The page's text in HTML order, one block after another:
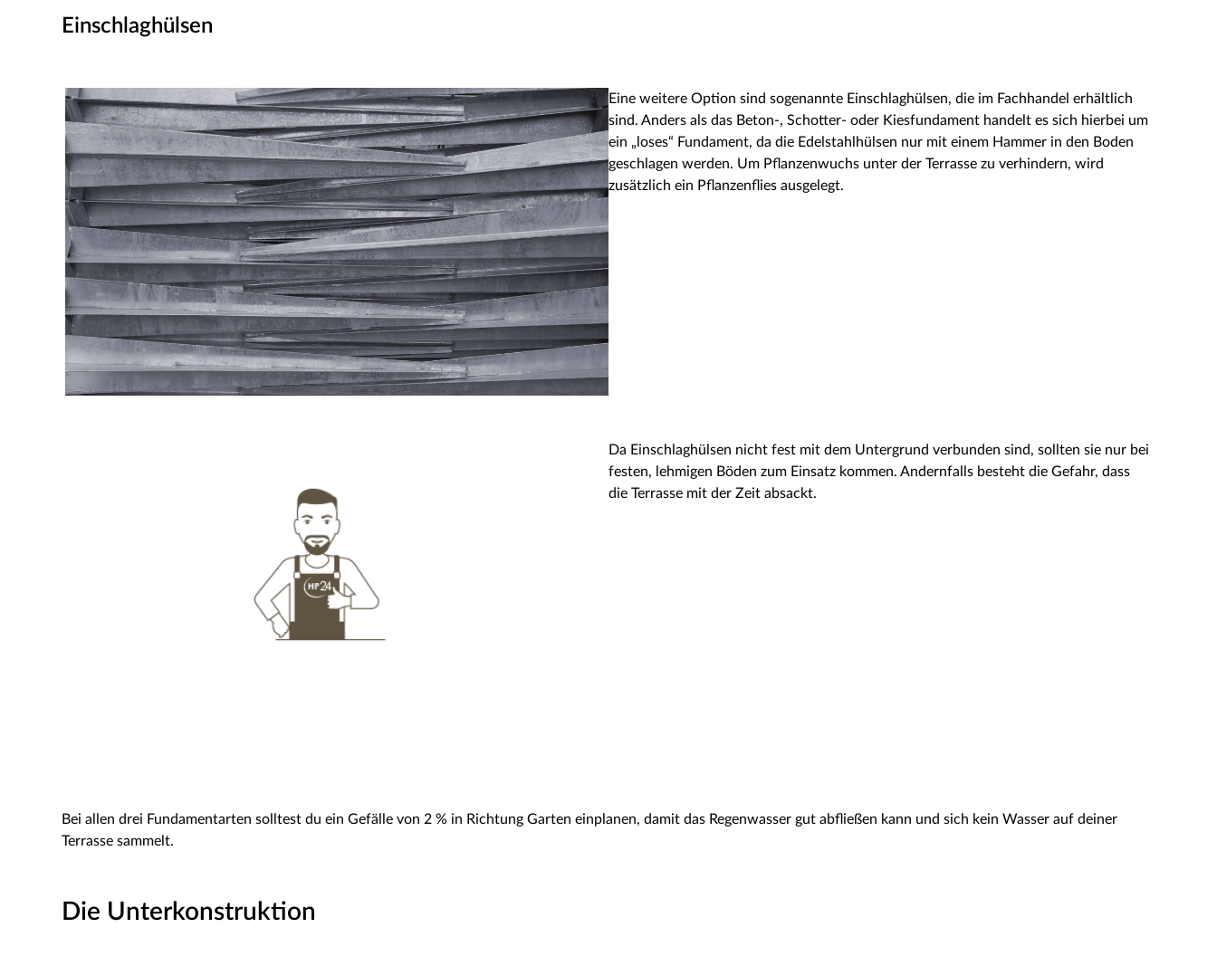
Einschlaghülsen
Eine weitere Option sind sogenannte Einschlaghülsen, die im Fachhandel erhältlich
sind. Anders als das Beton-, Schotter- oder Kiesfundament handelt es sich hierbei um
ein „loses“ Fundament, da die Edelstahlhülsen nur mit einem Hammer in den Boden
geschlagen werden. Um Pflanzenwuchs unter der Terrasse zu verhindern, wird
zusätzlich ein Pflanzenflies ausgelegt.
Da Einschlaghülsen nicht fest mit dem Untergrund verbunden sind, sollten sie nur bei
festen, lehmigen Böden zum Einsatz kommen. Andernfalls besteht die Gefahr, dass
die Terrasse mit der Zeit absackt.
Bei allen drei Fundamentarten solltest du ein Gefälle von 2 % in Richtung Garten einplanen, damit das Regenwasser gut abfließen kann und sich kein Wasser auf deiner
Terrasse sammelt.
Die Unterkonstruktion